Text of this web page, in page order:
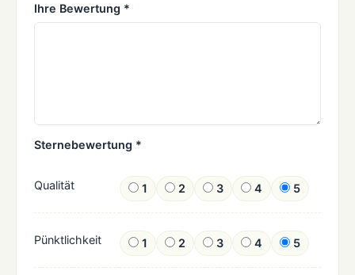
Ihre Bewertung *
Sternebewertung *
Qualität 1 2 3 4 5
Pünktlichkeit 1 2 3 4 5